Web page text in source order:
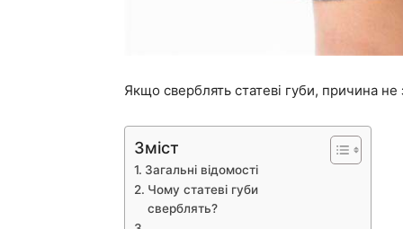
Якщо сверблять статеві губи, причина не
Зміст
Загальні відомості
Чому статеві губи
сверблять?